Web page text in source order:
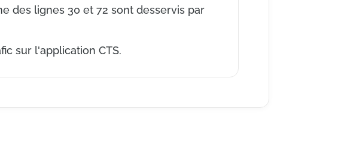
des lignes 30 et 72 sont desservis par
sur l'application CTS.